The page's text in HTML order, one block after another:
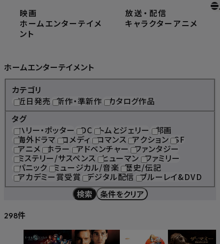
映画
ホームエンターテイメ
ント
放送 ・ 配信
キャラクター アニメ
ホームエンターテイメント
ホームエンターテイメント
カテゴリ
近日発売 新作・準新作 カタログ作品
タグ
ハリー・ポッター
DC トムとジェリー 邦画
海外ドラマ コメディ ロマンス アクション SF
アニメ ホラー アドベンチャー ファンタジー
ミステリー/サスペンス ヒューマン ファミリー
パニック ミュージカル/音楽 歴史/伝記
アカデミー賞受賞 デジタル配信 ブルーレイ&DVD
検索
条件をクリア
298件